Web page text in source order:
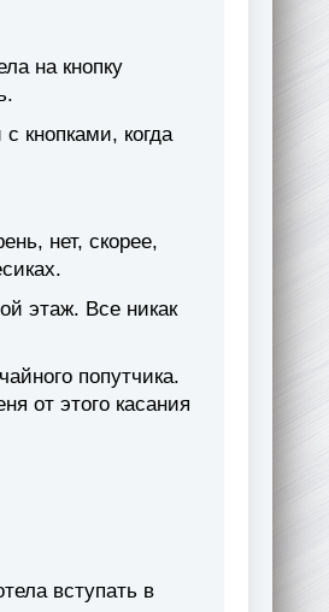
на кнопку
кнопками, когда
нет, скорее,
этаж. Все никак
попутчика.
от этого касания
вступать в